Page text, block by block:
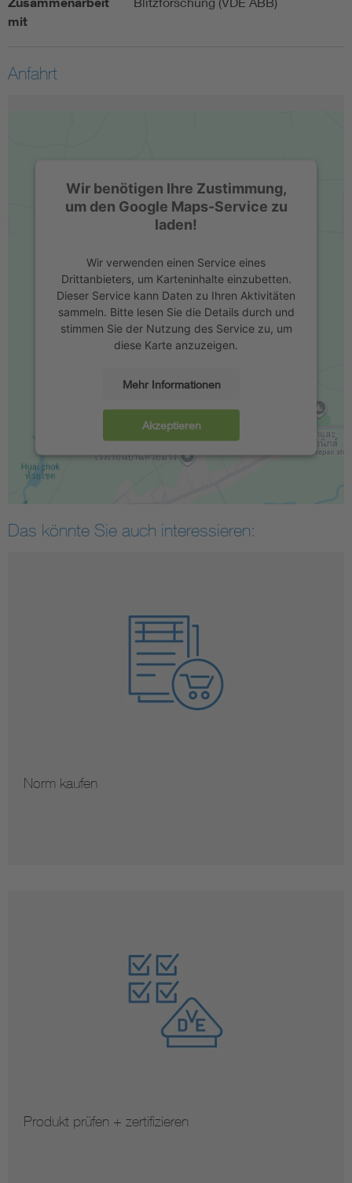
mit
Anfahrt
Wir benötigen Ihre Zustimmung,
um den Google Maps-Service zu
laden!
Wir verwenden einen Service eines
Drittanbieters, um Karteninhalte einzubetten.
Dieser Service kann Daten zu Ihren Aktivitäten
sammeln. Bitte lesen Sie die Details durch und
stimmen Sie der Nutzung des Service zu, um
diese Karte anzuzeigen.
Mehr Informationen
Akzeptieren
Das könnte Sie auch interessieren:
Norm kaufen
Produkt prüfen + zertifizieren